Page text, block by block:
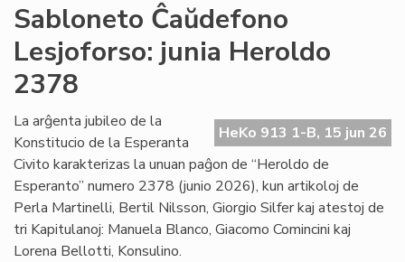
en
Sabloneto Ĉaŭdefono
Lesjoforso: junia Heroldo
2378
HeKo 913 1-B, 15 jun 26
La arĝenta jubileo de la
Konstitucio de la Esperanta
Civito karakterizas la unuan paĝon de “Heroldo de
Esperanto” numero 2378 (junio 2026), kun artikoloj de
Perla Martinelli, Bertil Nilsson, Giorgio Silfer kaj atestoj de
tri Kapitulanoj: Manuela Blanco, Giacomo Comincini kaj
Lorena Bellotti, Konsulino.